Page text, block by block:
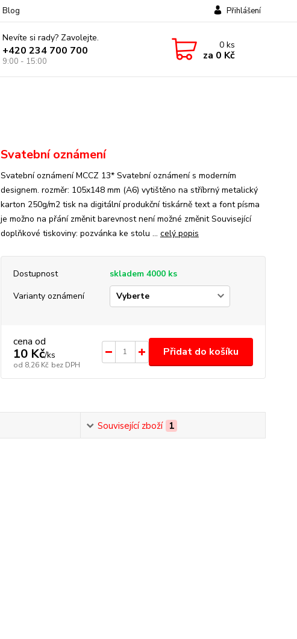
Blog Přihlášení
Nevíte si rady? Zavolejte.
+420 234 700 700
9:00 - 15:00
0ks
za 0 Kč
Svatební oznámení
Svatební oznámení MCCZ 13* Svatební oznámení s moderním
designem. rozměr: 105x148 mm (A6) vytištěno na stříbrný metalický
karton 250g/m2 tisk na digitální produkční tiskárně text a font písma
je možno na přání změnit barevnost není možné změnit Související
doplňkové tiskoviny: pozvánka ke stolu ... celý popis
Dostupnost
skladem 4000 ks
Varianty oznámení
cena od
10 Kč/ks
od 8,26 Kč bez DPH
Přidat do košíku
Související zboží 1